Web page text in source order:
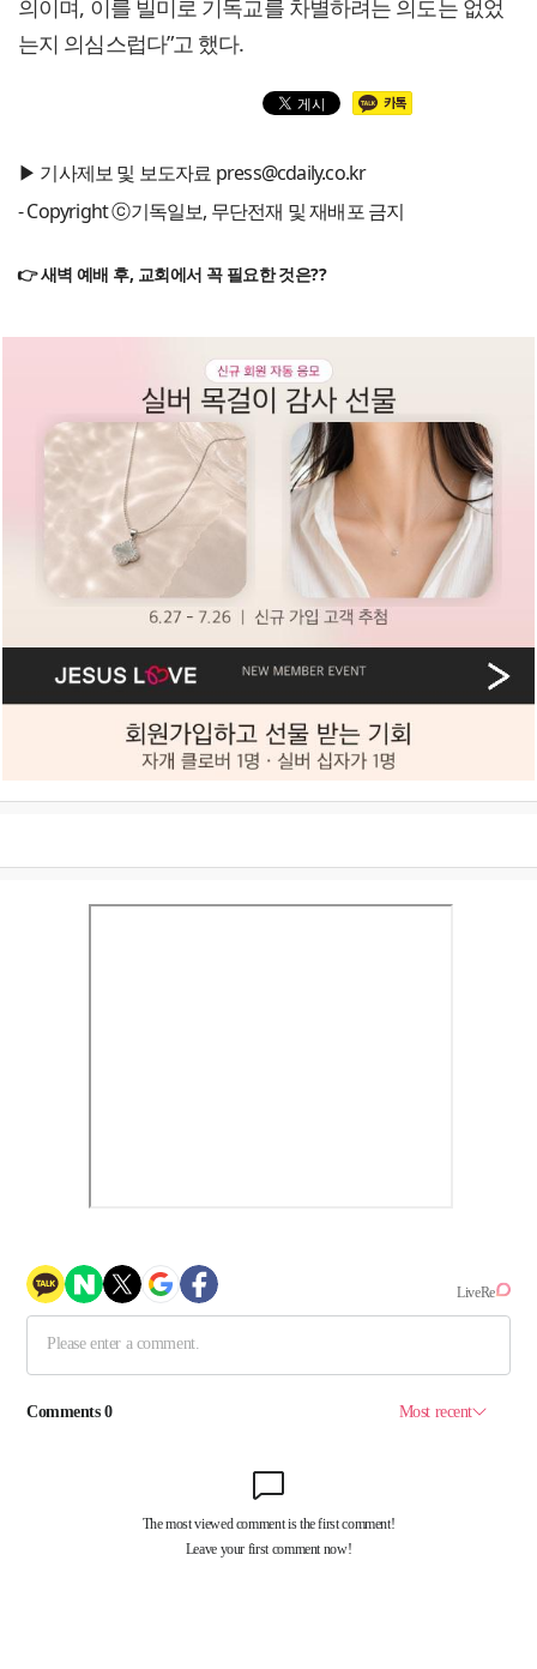
의이며, 이를 빌미로 기독교를 차별하려는 의도는 없었
는지 의심스럽다”고 했다.
▶ 기사제보 및 보도자료 press@cdaily.co.kr
- Copyright ⓒ기독일보, 무단전재 및 재배포 금지
👉 새벽 예배 후, 교회에서 꼭 필요한 것은??